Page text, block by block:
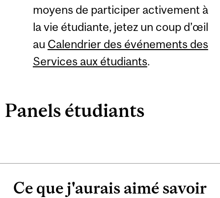
moyens de participer activement à
la vie étudiante, jetez un coup d’œil
au Calendrier des événements des
Services aux étudiants.
Panels étudiants
Ce que j'aurais aimé savoir